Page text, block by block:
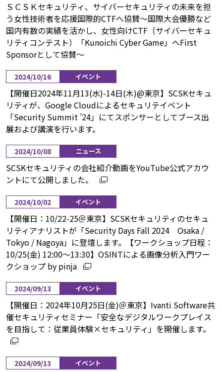
ＳＣＳＫセキュリティ、サイバーセキュリティの未来を担
う女性技術者を応援国際的CTFへ協賛～国際大会優勝など
国内有数の実績を活かし、女性向けCTF（サイバーセキュ
リティコンテスト）「Kunoichi Cyber Game」へFirst
Sponsorとして協賛～
2024/10/16 イベント
【開催日2024年11月13(水)-14日(木)@東京】SCSKセキュ
リティが、Google Cloudによるセキュリテイベント
「Security Summit ’24」にてスポンサーとしてブース出
展および講演を行います。
2024/10/08 ニュース
SCSKセキュリティの会社紹介動画をYouTube公式アカウ
ントにて公開しました。
2024/10/02 イベント
【開催日：10/22-25＠東京】SCSKセキュリティのセキュ
リティアナリストが「Security Days Fall 2024 Osaka /
Tokyo / Nagoya」に登壇します。【ワークショップ日程：
10/25(金) 12:00～13:30】OSINTによる画像分析入門ワー
クショップ by pinja
2024/09/13 イベント
【開催日：2024年10月25日(金)＠東京】Ivanti Software共
催セキュリティセミナー「安全なデジタルワークプレイス
を目指して：従業員体験×セキュリティ」を開催します。
2024/09/13 イベント